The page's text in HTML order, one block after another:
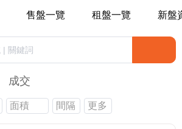
售盤一覽 租盤一覽 新盤
成交
面積 間隔 更多